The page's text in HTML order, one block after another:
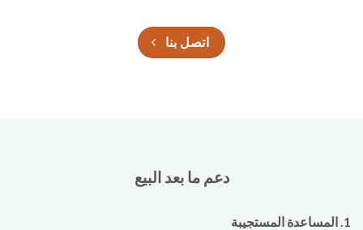
اتصل بنا
دعم ما بعد البيع
1. المساعدة المستجيبة